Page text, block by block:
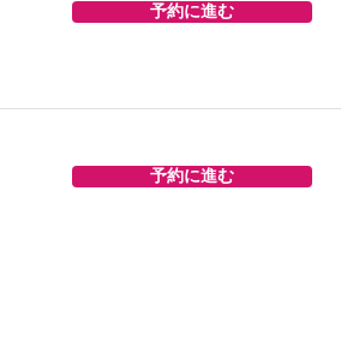
予約に進む
予約に進む